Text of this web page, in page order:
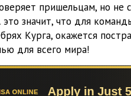
- Глава 09 01
- Глава 09 02
- Глава 10 01
пришельцам, но не
это значит, что для
Курга, окажется
для всего мира!